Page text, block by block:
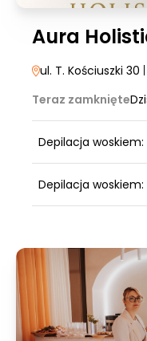
Aura
ul. T. Kościuszki 30
Teraz zamknięte
Depilacja woskiem:
Depilacja woskiem: